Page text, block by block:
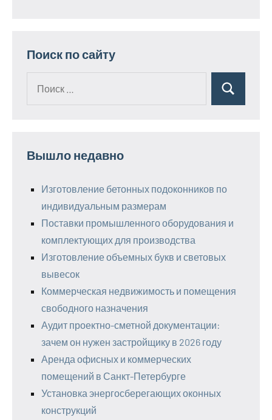
Поиск по сайту
Поиск
Вышло недавно
Изготовление бетонных подоконников по
индивидуальным размерам
Поставки промышленного оборудования и
комплектующих для производства
Изготовление объемных букв и световых
вывесок
Коммерческая недвижимость и помещения
свободного назначения
Аудит проектно-сметной документации:
зачем он нужен застройщику в 2026 году
Аренда офисных и коммерческих
помещений в Санкт-Петербурге
Установка энергосберегающих оконных
конструкций